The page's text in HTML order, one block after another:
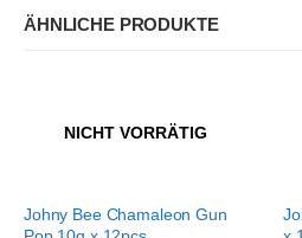
ÄHNLICHE PRODUKTE
NICHT VORRÄTIG
Johny Bee Chamaleon Gun